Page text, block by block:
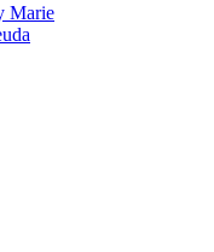
Marie